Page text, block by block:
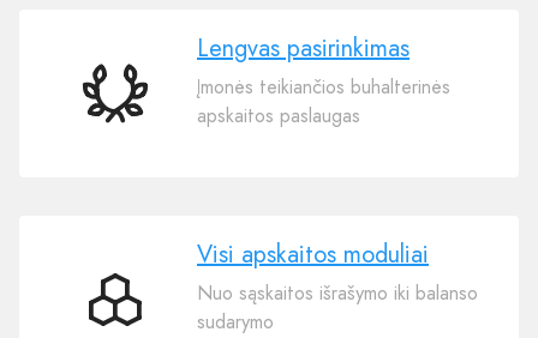
Lengvas
pasirinkimas
Lengvas pasirinkimas
Įmonės teikiančios buhalterinės
apskaitos paslaugas
Visi
Visi apskaitos moduliai
Nuo sąskaitos išrašymo iki balanso
sudarymo